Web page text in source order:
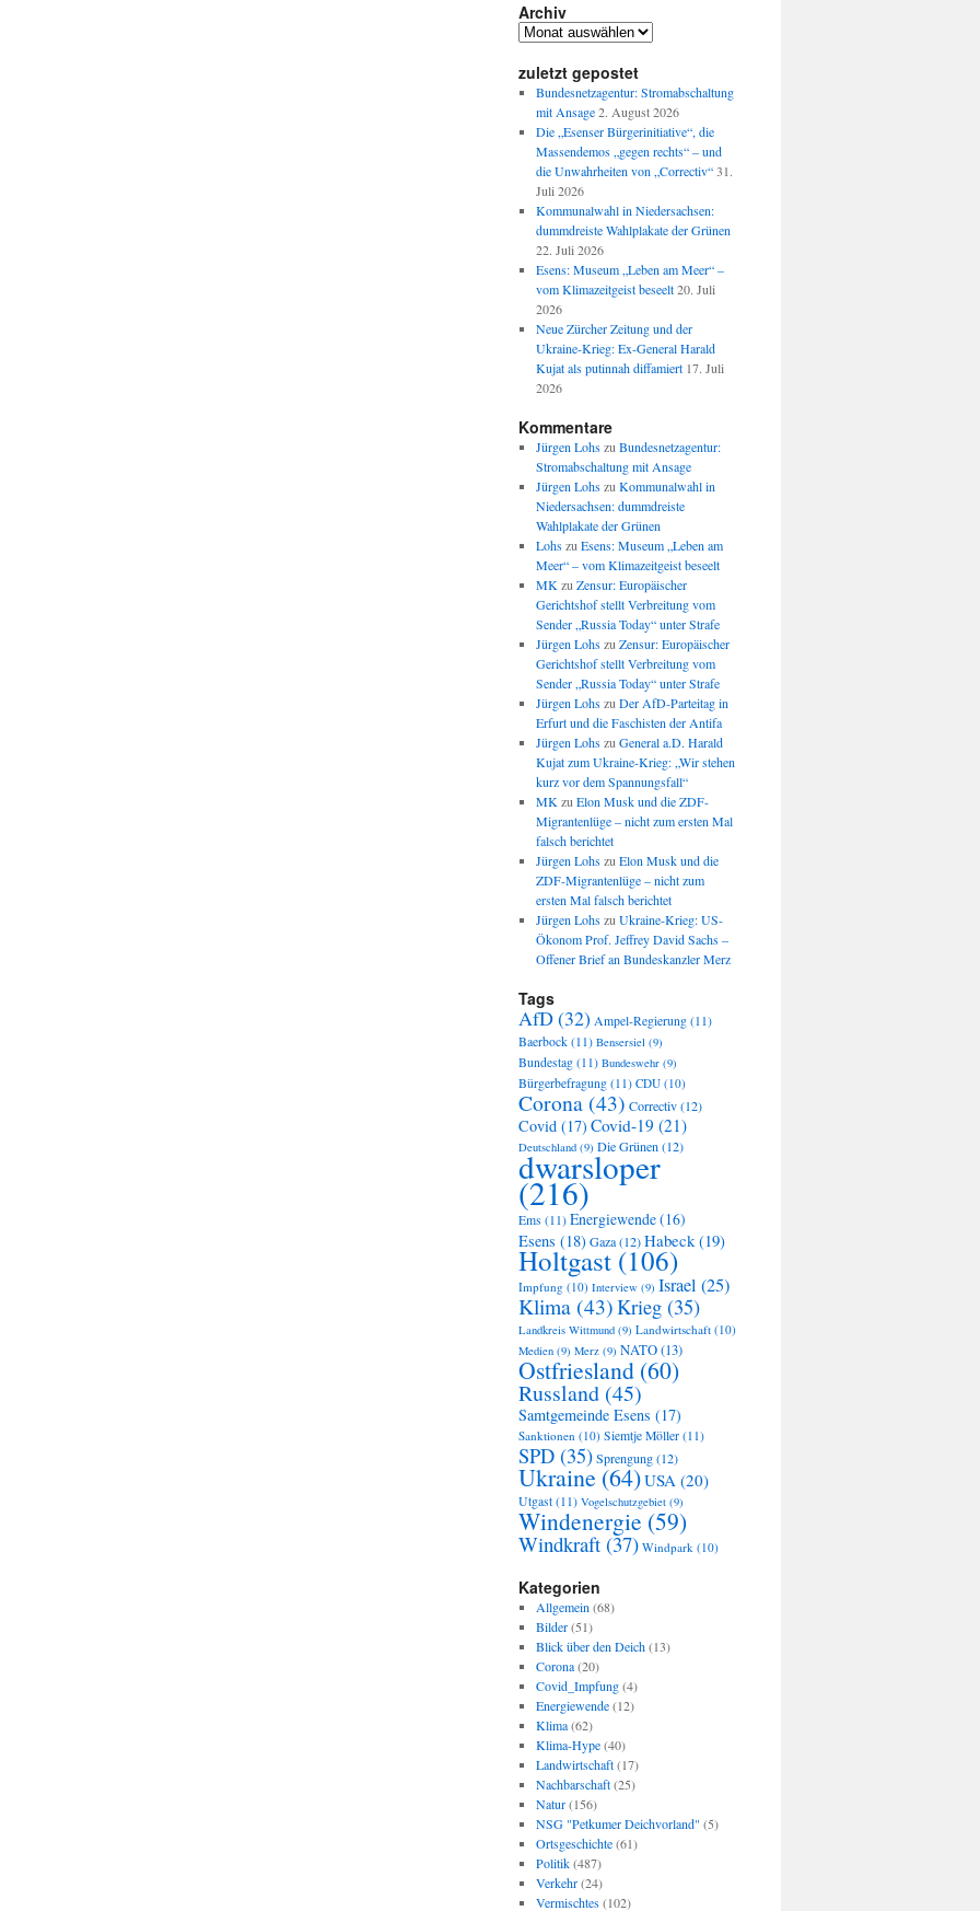
Archiv
Archiv
zuletzt gepostet
Bundesnetzagentur: Stromabschaltung
mit Ansage 2. August 2026
Die „Esenser Bürgerinitiative“, die
Massendemos „gegen rechts“ – und
die Unwahrheiten von „Correctiv“ 31.
Juli 2026
Kommunalwahl in Niedersachsen:
dummdreiste Wahlplakate der Grünen
22. Juli 2026
Esens: Museum „Leben am Meer“ –
vom Klimazeitgeist beseelt 20. Juli
2026
Neue Zürcher Zeitung und der
Ukraine-Krieg: Ex-General Harald
Kujat als putinnah diffamiert 17. Juli
2026
Kommentare
Jürgen Lohszu Bundesnetzagentur:
Stromabschaltung mit Ansage
Jürgen Lohszu Kommunalwahl in
Niedersachsen: dummdreiste
Wahlplakate der Grünen
Lohszu Esens: Museum „Leben am
Meer“ – vom Klimazeitgeist beseelt
MK zu Zensur: Europäischer
Gerichtshof stellt Verbreitung vom
Sender „Russia Today“ unter Strafe
Jürgen Lohszu Zensur: Europäischer
Gerichtshof stellt Verbreitung vom
Sender „Russia Today“ unter Strafe
Jürgen Lohszu Der AfD-Parteitag in
Erfurt und die Faschisten der Antifa
Jürgen Lohszu General a.D. Harald
Kujat zum Ukraine-Krieg: „Wir stehen
kurz vor dem Spannungsfall“
MK zu Elon Musk und die ZDF-
Migrantenlüge – nicht zum ersten Mal
falsch berichtet
Jürgen Lohszu Elon Musk und die
ZDF-Migrantenlüge – nicht zum
ersten Mal falsch berichtet
Jürgen Lohszu Ukraine-Krieg: US-
Ökonom Prof. Jeffrey David Sachs –
Offener Brief an Bundeskanzler Merz
Tags
AfD(32) Ampel-Regierung (11)
Baerbock (11) Bensersiel (9)
Bundestag (11) Bundeswehr (9)
Bürgerbefragung (11) CDU (10)
Corona (43) Correctiv(12)
Covid (17) Covid-19 (21)
Deutschland (9) Die Grünen(12)
dwarsloper
(216)
Ems (11) Energiewende(16)
Esens (18)Gaza(12)Habeck(19)
Holtgast (106)
Impfung (10) Interview (9) Israel (25)
Klima (43)Krieg (35)
Landkreis Wittmund (9) Landwirtschaft (10)
Medien (9) Merz (9) NATO(13)
Ostfriesland (60)
Russland (45)
Samtgemeinde Esens (17)
Sanktionen (10) Siemtje Möller (11)
SPD (35)Sprengung(12)
Ukraine (64)USA (20)
Utgast (11) Vogelschutzgebiet (9)
Windenergie (59)
Windkraft (37) Windpark (10)
Kategorien
Allgemein (68)
Bilder(51)
Blick über den Deich(13)
Corona(20)
Covid_Impfung(4)
Energiewende(12)
Klima(62)
Klima-Hype(40)
Landwirtschaft(17)
Nachbarschaft(25)
Natur(156)
NSG "Petkumer Deichvorland" (5)
Ortsgeschichte(61)
Politik(487)
Verkehr(24)
Vermischtes(102)